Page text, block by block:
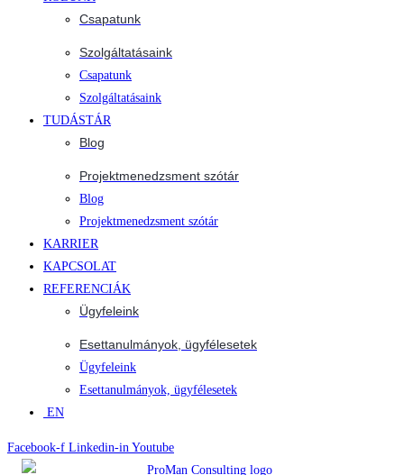
Csapatunk
Szolgáltatásaink
Csapatunk
Szolgáltatásaink
TUDÁSTÁR
Blog
Projektmenedzsment szótár
Blog
Projektmenedzsment szótár
KARRIER
KAPCSOLAT
REFERENCIÁK
Ügyfeleink
Esettanulmányok, ügyfélesetek
Ügyfeleink
Esettanulmányok, ügyfélesetek
EN
Facebook-f Linkedin-in Youtube